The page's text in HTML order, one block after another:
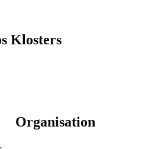
Klosters
Organisation